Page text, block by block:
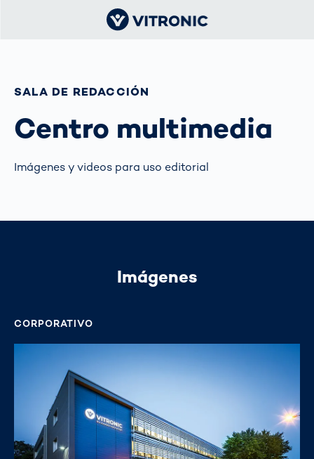
SALA DE REDACCIÓN
Centro multimedia
Imágenes y videos para uso editorial
Imágenes
CORPORATIVO